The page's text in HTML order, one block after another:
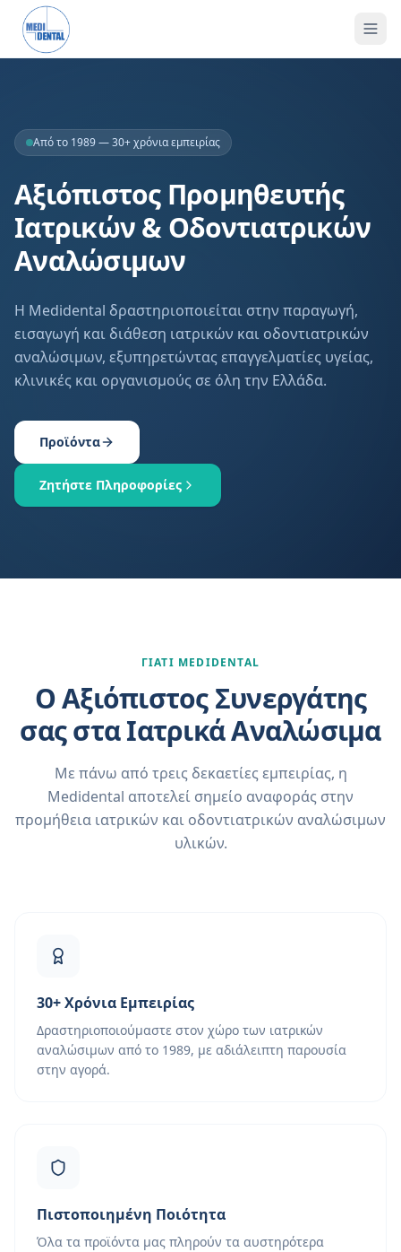
Από το 1989 — 30+ χρόνια εμπειρίας
Αξιόπιστος Προμηθευτής
Ιατρικών & Οδοντιατρικών
Αναλώσιμων
Η Medidental δραστηριοποιείται στην παραγωγή,
εισαγωγή και διάθεση ιατρικών και οδοντιατρικών
αναλώσιμων, εξυπηρετώντας επαγγελματίες υγείας,
κλινικές και οργανισμούς σε όλη την Ελλάδα.
Προϊόντα
Ζητήστε Πληροφορίες
ΓΙΑΤΙ MEDIDENTAL
Ο Αξιόπιστος Συνεργάτης
σας στα Ιατρικά Αναλώσιμα
Με πάνω από τρεις δεκαετίες εμπειρίας, η
Medidental αποτελεί σημείο αναφοράς στην
προμήθεια ιατρικών και οδοντιατρικών αναλώσιμων
υλικών.
30+ Χρόνια Εμπειρίας
Δραστηριοποιούμαστε στον χώρο των ιατρικών
αναλώσιμων από το 1989, με αδιάλειπτη παρουσία
στην αγορά.
Πιστοποιημένη Ποιότητα
Όλα τα προϊόντα μας πληρούν τα αυστηρότερα